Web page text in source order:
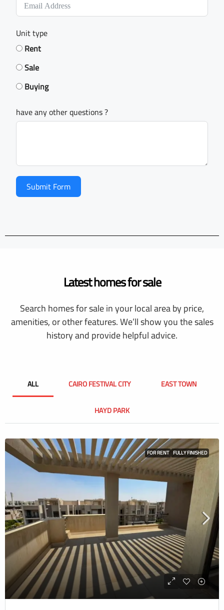
Unit type
Rent
Sale
Buying
have any other questions ?
Submit Form
Latest homes for sale
Search homes for sale in your local area by price,
amenities, or other features. We’ll show you the sales
history and provide helpful advice.
ALL CAIRO FESTIVAL CITY EAST TOWN
HAYD PARK
FOR RENT FULLY FINISHED